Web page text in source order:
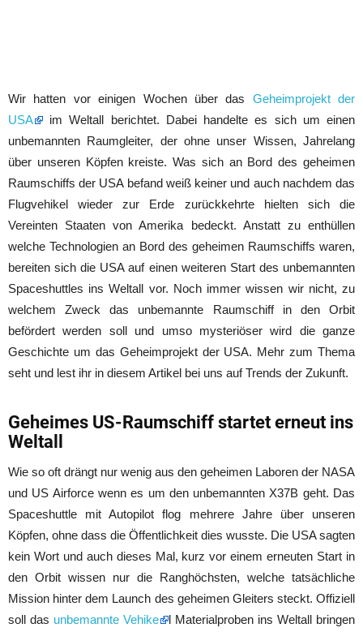
Wir hatten vor einigen Wochen über das Geheimprojekt der
USA
im Weltall berichtet. Dabei handelte es sich um einen
unbemannten Raumgleiter, der ohne unser Wissen, Jahrelang
über unseren Köpfen kreiste. Was sich an Bord des geheimen
Raumschiffs der USA befand weiß keiner und auch nachdem das
Flugvehikel wieder zur Erde zurückkehrte hielten sich die
Vereinten Staaten von Amerika bedeckt. Anstatt zu enthüllen
welche Technologien an Bord des geheimen Raumschiffs waren,
bereiten sich die USA auf einen weiteren Start des unbemannten
Spaceshuttles ins Weltall vor. Noch immer wissen wir nicht, zu
welchem Zweck das unbemannte Raumschiff in den Orbit
befördert werden soll und umso mysteriöser wird die ganze
Geschichte um das Geheimprojekt der USA. Mehr zum Thema
seht und lest ihr in diesem Artikel bei uns auf Trends der Zukunft.
Geheimes US-Raumschiff startet erneut ins
Weltall
Wie so oft drängt nur wenig aus den geheimen Laboren der NASA
und US Airforce wenn es um den unbemannten X37B geht. Das
Spaceshuttle mit Autopilot flog mehrere Jahre über unseren
Köpfen, ohne dass die Öffentlichkeit dies wusste. Die USA sagten
kein Wort und auch dieses Mal, kurz vor einem erneuten Start in
den Orbit wissen nur die Ranghöchsten, welche tatsächliche
Mission hinter dem Launch des geheimen Gleiters steckt. Offiziell
soll das unbemannte Vehike
l Materialproben ins Weltall bringen